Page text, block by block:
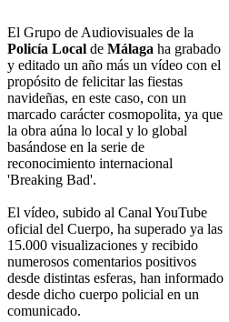
El Grupo de Audiovisuales de la
Policía Local de Málaga ha grabado
y editado un año más un vídeo con el
propósito de felicitar las fiestas
navideñas, en este caso, con un
marcado carácter cosmopolita, ya que
la obra aúna lo local y lo global
basándose en la serie de
reconocimiento internacional
'Breaking Bad'.
El vídeo, subido al Canal YouTube
oficial del Cuerpo, ha superado ya las
15.000 visualizaciones y recibido
numerosos comentarios positivos
desde distintas esferas, han informado
desde dicho cuerpo policial en un
comunicado.